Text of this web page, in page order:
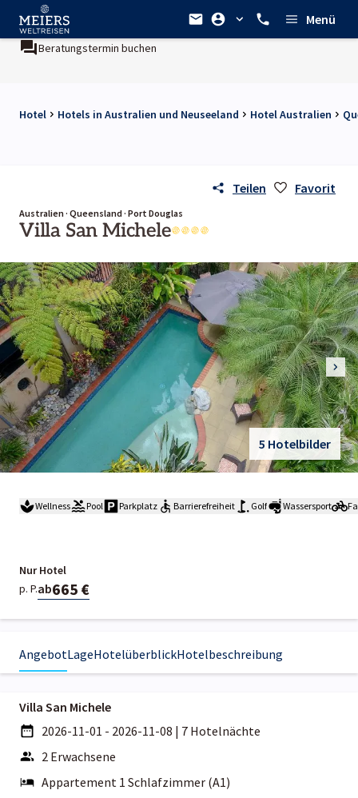
Menü
Beratungstermin buchen
Hotel Hotels in Australien und Neuseeland Hotel Australien
Teilen Favorit
Australien · Queensland · Port Douglas
Villa San Michele
5 Hotelbilder
Wellness Pool Parkplatz Barrierefreiheit Golf Wassersport
Nur Hotel
p. P.ab665 €
AngebotLageHotelüberblickHotelbeschreibung
Villa San Michele
2026-11-01 - 2026-11-08 | 7 Hotelnächte
2 Erwachsene
Appartement 1 Schlafzimmer (A1)